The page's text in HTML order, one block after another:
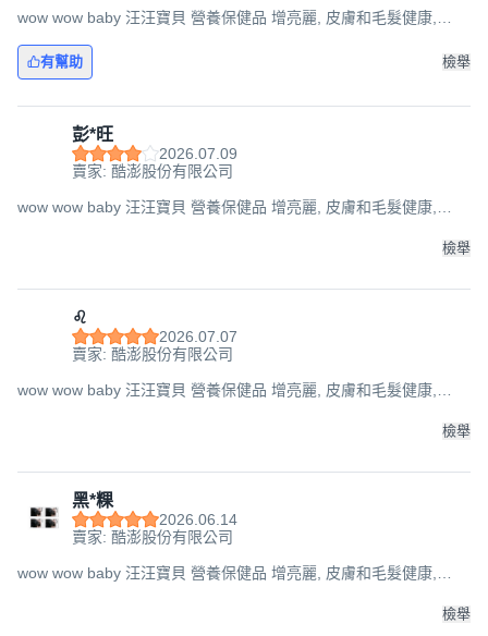
wow wow baby 汪汪寶貝 營養保健品 增亮麗, 皮膚和毛髮健康,
有幫助 檢舉
彭*旺
2026.07.09
賣家: 酷澎股份有限公司
wow wow baby 汪汪寶貝 營養保健品 增亮麗, 皮膚和毛髮健康,
檢舉
♌️
2026.07.07
賣家: 酷澎股份有限公司
wow wow baby 汪汪寶貝 營養保健品 增亮麗, 皮膚和毛髮健康,
檢舉
黑*粿
2026.06.14
賣家: 酷澎股份有限公司
wow wow baby 汪汪寶貝 營養保健品 增亮麗, 皮膚和毛髮健康,
檢舉